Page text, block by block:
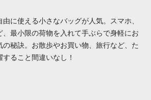
に使える小さなバッグが人気。スマホ、
最小限の荷物を入れて手ぶらで身軽にお
の秘訣。お散歩やお買い物、旅行など、た
ること間違いなし！